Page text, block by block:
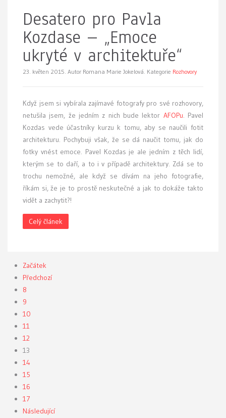
Desatero pro Pavla
Kozdase – „Emoce
ukryté v architektuře“
23. květen 2015. Autor Romana Marie Jokelová. Kategorie Rozhovory
Když jsem si vybírala zajímavé fotografy pro své rozhovory,
netušila jsem, že jedním z nich bude lektor AFOPu. Pavel
Kozdas vede účastníky kurzu k tomu, aby se naučili fotit
architekturu. Pochybuji však, že se dá naučit tomu, jak do
fotky vnést emoce. Pavel Kozdas je ale jedním z těch lidí,
kterým se to daří, a to i v případě architektury. Zdá se to
trochu nemožné, ale když se dívám na jeho fotografie,
říkám si, že je to prostě neskutečné a jak to dokáže takto
vidět a zachytit?!
Celý článek
Začátek
Předchozí
8
9
10
11
12
13
14
15
16
17
Následující